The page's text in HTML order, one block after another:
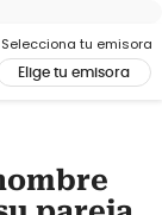
Selecciona tu emisora
Elige tu emisora